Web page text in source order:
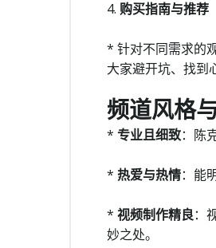
4. 购买指南与推荐
* 针对不同需求的
大家避开坑、找到
频道风格
* 专业且细致：陈
* 热爱与热情：能
* 视频制作精良：
妙之处。